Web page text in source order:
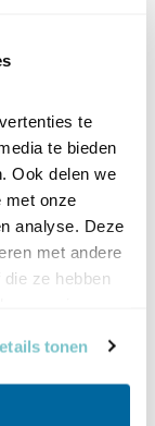
te
te bieden
Ook delen we
met onze
analyse. Deze
met andere
ze hebben
tonen
.